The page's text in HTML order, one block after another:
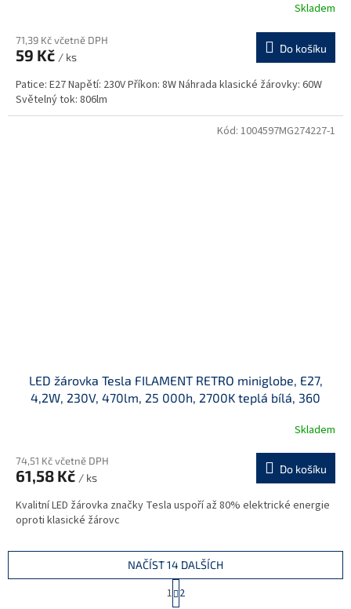
Skladem
71,39 Kč včetně DPH
59 Kč / ks
Do košíku
Patice: E27 Napětí: 230V Příkon: 8W Náhrada klasické žárovky: 60W
Světelný tok: 806lm
LED žárovka Tesla FILAMENT RETRO miniglobe, E27,
4,2W, 230V, 470lm, 25 000h, 2700K teplá bílá, 360
Skladem
74,51 Kč včetně DPH
61,58 Kč / ks
Do košíku
Kvalitní LED žárovka značky Tesla uspoří až 80% elektrické energie
oproti klasické žárovc
Kód: 1004597MG274227-1
NAČÍST 14 DALŠÍCH
t
1 2